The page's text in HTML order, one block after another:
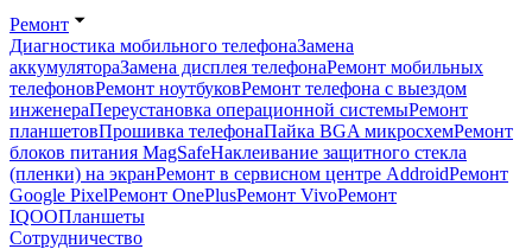
Ремонт
Диагностика мобильного телефонаЗамена
аккумулятораЗамена дисплея телефонаРемонт мобильных
телефоновРемонт ноутбуковРемонт телефона с выездом
инженераПереустановка операционной системыРемонт
планшетовПрошивка телефонаПайка BGA микросхемРемонт
блоков питания MagSafeНаклеивание защитного стекла
(пленки) на экранРемонт в сервисном центре AddroidРемонт
Google PixelРемонт OnePlusРемонт VivoРемонт
IQOOПланшеты
Сотрудничество